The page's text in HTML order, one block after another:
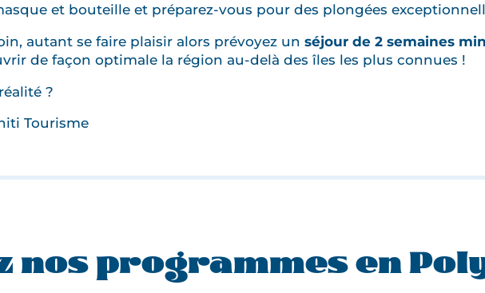
et bouteille et préparez-vous pour des plongées
autant se faire plaisir alors prévoyez un séjour de 2 semaines
de façon optimale la région au-delà des îles les plus connues !
?
Tourisme
nos programmes en